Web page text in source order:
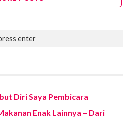
Diri Saya Pembicara
Enak Lainnya – Dari